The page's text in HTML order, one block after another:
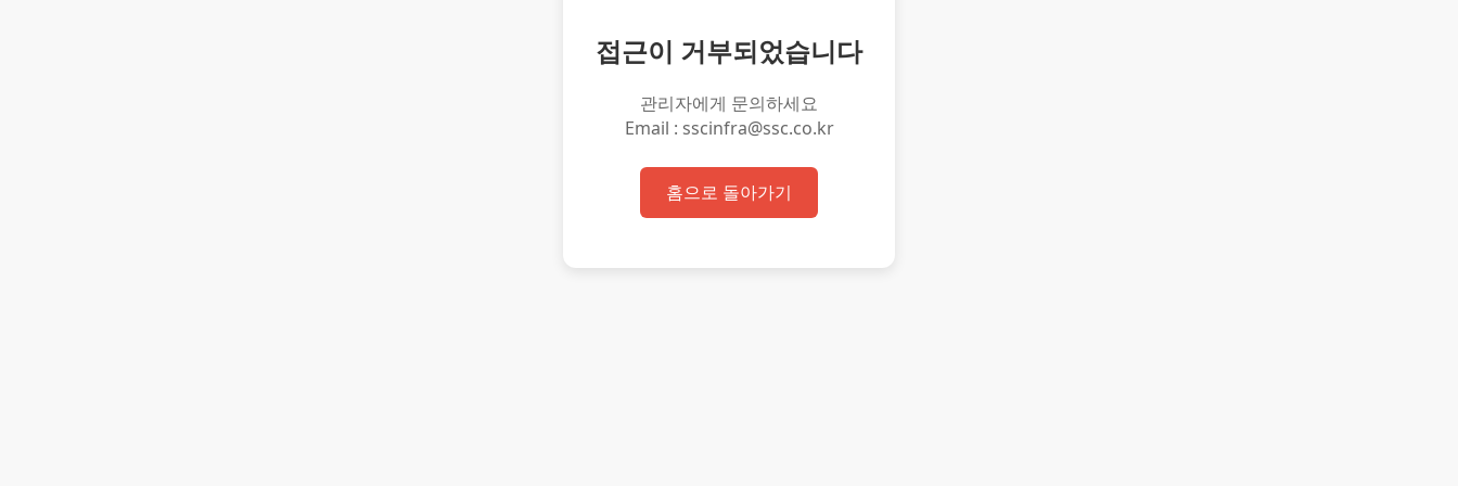
접근이 거부되었습니다
관리자에게 문의하세요
Email : sscinfra@ssc.co.kr
홈으로 돌아가기